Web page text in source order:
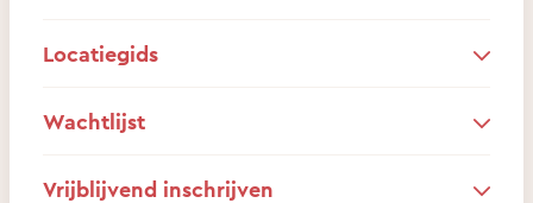
Locatiegids
Wachtlijst
Vrijblijvend inschrijven